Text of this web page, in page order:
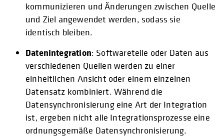
kommunizieren und Änderungen zwischen Quelle
und Ziel angewendet werden, sodass sie
identisch bleiben.
Datenintegration: Softwareteile oder Daten aus
verschiedenen Quellen werden zu einer
einheitlichen Ansicht oder einem einzelnen
Datensatz kombiniert. Während die
Datensynchronisierung eine Art der Integration
ist, ergeben nicht alle Integrationsprozesse eine
ordnungsgemäße Datensynchronisierung.